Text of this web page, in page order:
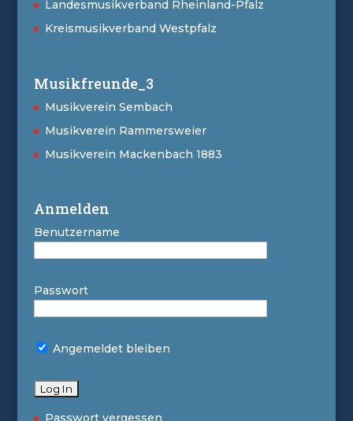
Landesmusikverband Rheinland-Pfalz
Kreismusikverband Westpfalz
Musikfreunde_3
Musikverein Sembach
Musikverein Rammersweier
Musikverein Mackenbach 1883
Anmelden
Benutzername
Passwort
Angemeldet bleiben